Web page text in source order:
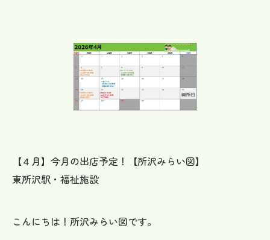
【４月】今月の出店予定！【所沢みらい図】
東所沢駅・福祉施設
こんにちは！所沢みらい図です。